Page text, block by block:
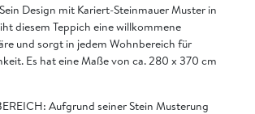
Design mit Kariert-Steinmauer Muster in
diesem Teppich eine willkommene
und sorgt in jedem Wohnbereich für
Es hat eine Maße von ca. 280 x 370 cm
Aufgrund seiner Stein Musterung